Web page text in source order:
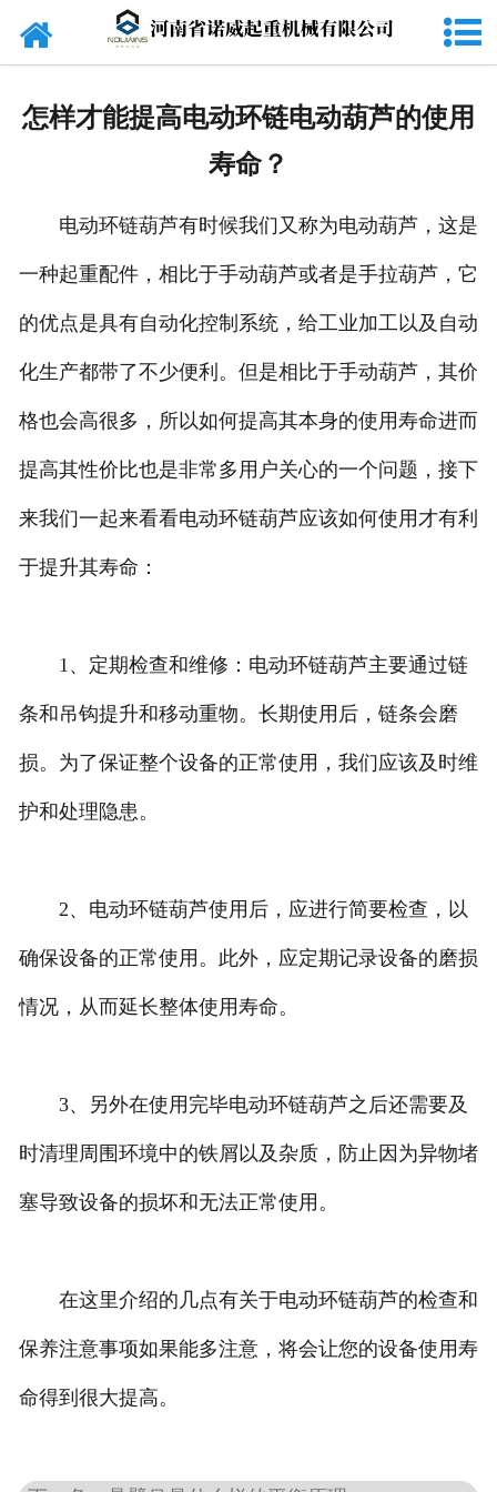
网站首页
在线留言
联系我们
怎样才能提高电动环链电动葫芦的使用
寿命？
电动环链葫芦有时候我们又称为电动葫芦，这是
一种起重配件，相比于手动葫芦或者是手拉葫芦，它
的优点是具有自动化控制系统，给工业加工以及自动
化生产都带了不少便利。但是相比于手动葫芦，其价
格也会高很多，所以如何提高其本身的使用寿命进而
提高其性价比也是非常多用户关心的一个问题，接下
来我们一起来看看电动环链葫芦应该如何使用才有利
于提升其寿命：
1、定期检查和维修：电动环链葫芦主要通过链
条和吊钩提升和移动重物。长期使用后，链条会磨
损。为了保证整个设备的正常使用，我们应该及时维
护和处理隐患。
2、电动环链葫芦使用后，应进行简要检查，以
确保设备的正常使用。此外，应定期记录设备的磨损
情况，从而延长整体使用寿命。
3、另外在使用完毕电动环链葫芦之后还需要及
时清理周围环境中的铁屑以及杂质，防止因为异物堵
塞导致设备的损坏和无法正常使用。
在这里介绍的几点有关于电动环链葫芦的检查和
保养注意事项如果能多注意，将会让您的设备使用寿
命得到很大提高。